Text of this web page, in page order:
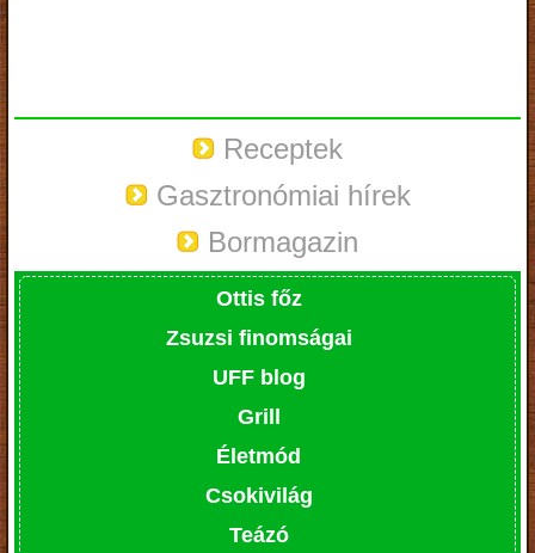
Receptek
Gasztronómiai hírek
Bormagazin
Ottis főz
Zsuzsi finomságai
UFF blog
Grill
Életmód
Csokivilág
Teázó